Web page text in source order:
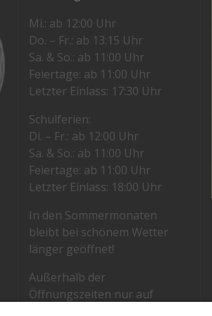
Mi.: ab 12:00 Uhr
Do. – Fr.: ab 13:15 Uhr
Sa. & So.: ab 11:00 Uhr
Feiertage: ab 11:00 Uhr
Letzter Einlass: 17:30 Uhr
Schulferien:
Di. – Fr.: ab 12:00 Uhr
Sa. & So.: ab 11:00 Uhr
Feiertage: ab 11:00 Uhr
Letzter Einlass: 18:00 Uhr
In den Sommermonaten
bleibt bei schönem Wetter
länger geöffnet!
Außerhalb der
Öffnungszeiten nur auf